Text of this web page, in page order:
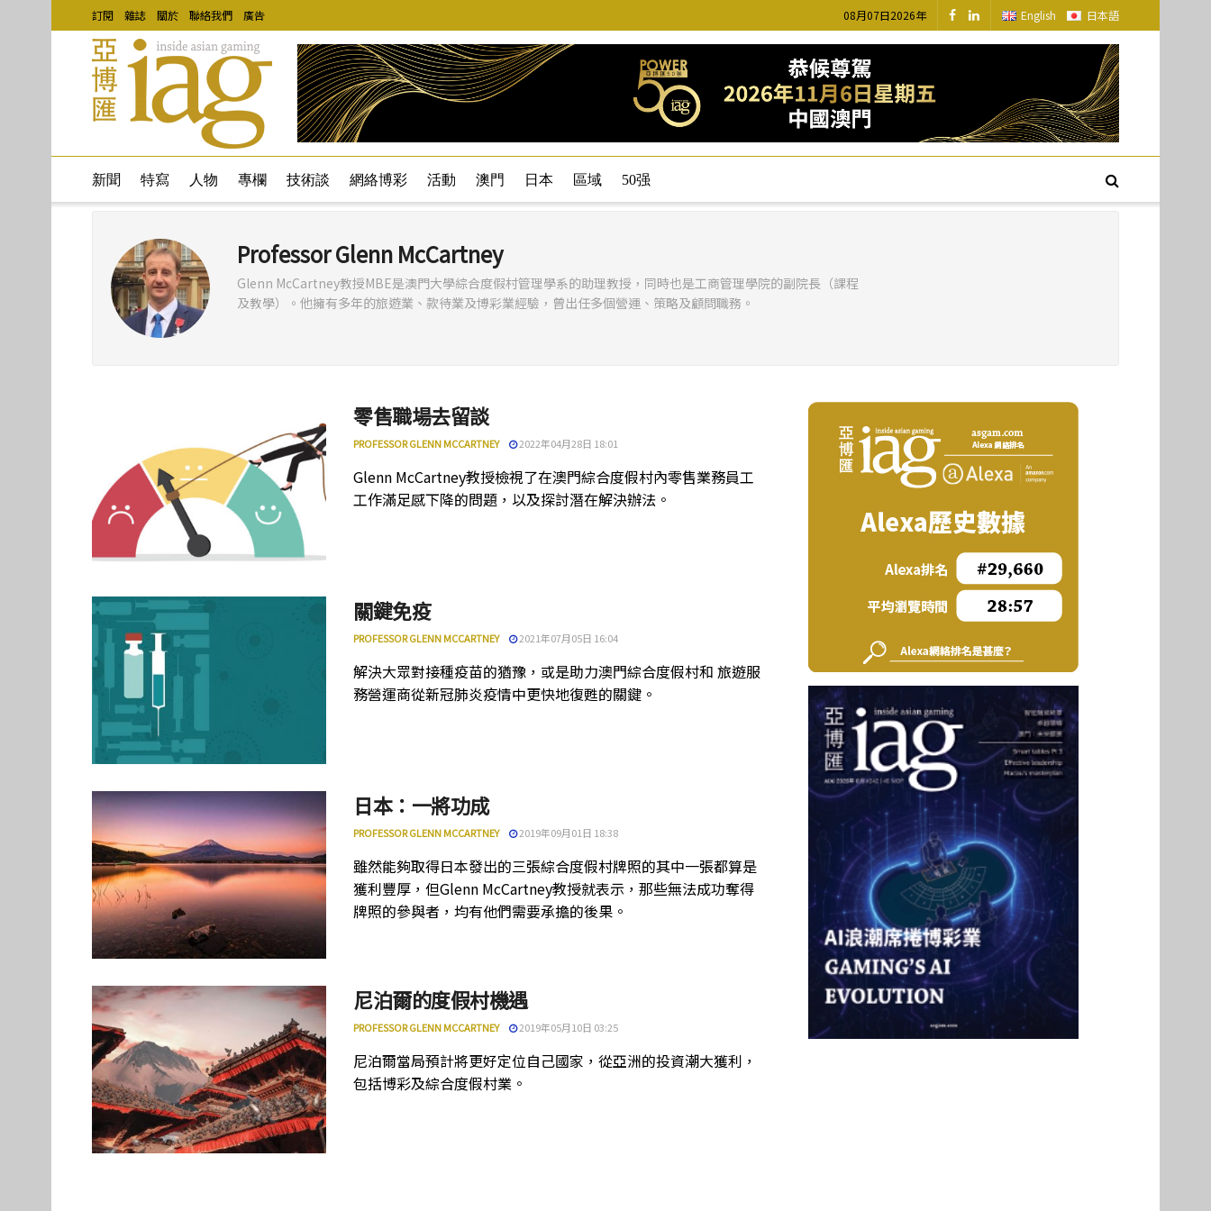
訂閱 雜誌 關於 聯絡我們 廣告 08月07日2026年 English 日本語
新聞 特寫 人物 專欄 技術談 網絡博彩 活動 澳門 日本 區域 50强
Professor Glenn McCartney
Glenn McCartney教授MBE是澳門大學綜合度假村管理學系的助理教授，同時也是工商管理學院的副院長（課程
及教學）。他擁有多年的旅遊業、款待業及博彩業經驗，曾出任多個營運、策略及顧問職務。
零售職場去留談
PROFESSOR GLENN MCCARTNEY 2022年04月28日 18:01
Glenn McCartney教授檢視了在澳門綜合度假村內零售業務員工
工作滿足感下降的問題，以及探討潛在解決辦法。
關鍵免疫
PROFESSOR GLENN MCCARTNEY 2021年07月05日 16:04
解決大眾對接種疫苗的猶豫，或是助力澳門綜合度假村和 旅遊服
務營運商從新冠肺炎疫情中更快地復甦的關鍵。
日本：一將功成
PROFESSOR GLENN MCCARTNEY 2019年09月01日 18:38
雖然能夠取得日本發出的三張綜合度假村牌照的其中一張都算是
獲利豐厚，但Glenn McCartney教授就表示，那些無法成功奪得
牌照的參與者，均有他們需要承擔的後果。
尼泊爾的度假村機遇
PROFESSOR GLENN MCCARTNEY 2019年05月10日 03:25
尼泊爾當局預計將更好定位自己國家，從亞洲的投資潮大獲利，
包括博彩及綜合度假村業。